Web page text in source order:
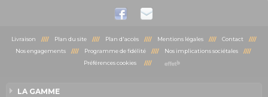
Livraison //// Plan du site //// Plan d'accès //// Mentions légales //// Contact ////
Nos engagements//// Programme de fidélité//// Nos implications sociétales////
Préférences cookies
////
LA GAMME